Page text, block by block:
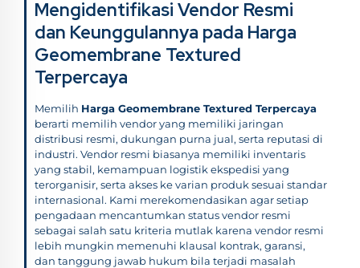
Mengidentifikasi Vendor Resmi
dan Keunggulannya pada Harga
Geomembrane Textured
Terpercaya
Memilih Harga Geomembrane Textured Terpercaya
berarti memilih vendor yang memiliki jaringan
distribusi resmi, dukungan purna jual, serta reputasi di
industri. Vendor resmi biasanya memiliki inventaris
yang stabil, kemampuan logistik ekspedisi yang
terorganisir, serta akses ke varian produk sesuai standar
internasional. Kami merekomendasikan agar setiap
pengadaan mencantumkan status vendor resmi
sebagai salah satu kriteria mutlak karena vendor resmi
lebih mungkin memenuhi klausal kontrak, garansi,
dan tanggung jawab hukum bila terjadi masalah